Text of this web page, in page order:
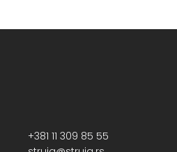
+381 11 309 85 55